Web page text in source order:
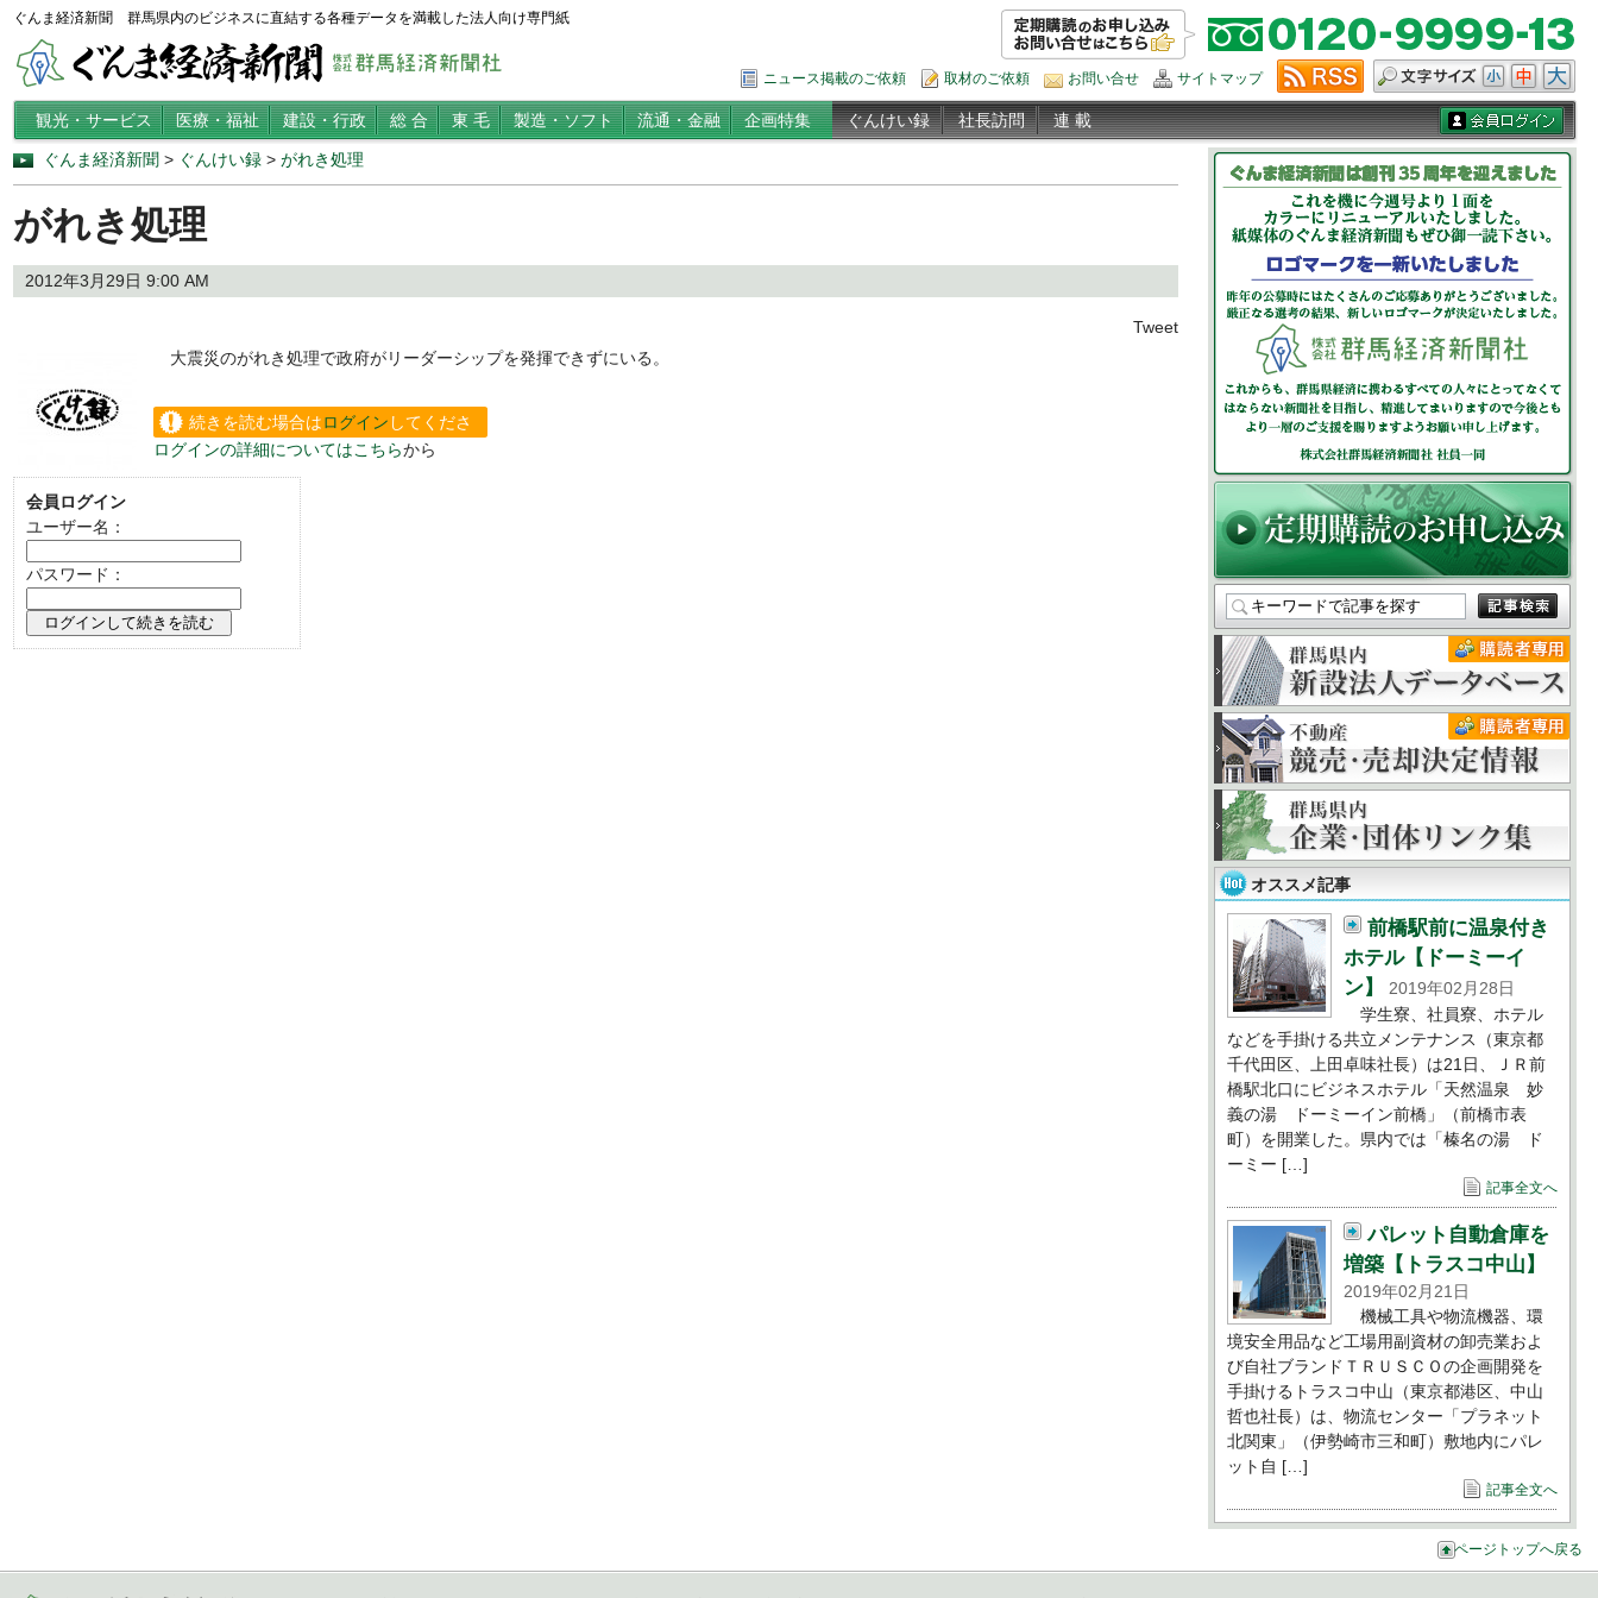
ぐんま経済新聞 群馬県内のビジネスに直結する各種データを満載した法人向け専門紙
ニュース掲載のご依頼 取材のご依頼 お問い合せ サイトマップ
観光・サービス 医療・福祉 建設・行政 総 合 東 毛 製造・ソフト 流通・金融 企画特集 ぐんけい録 社長訪問 連 載
ぐんま経済新聞 > ぐんけい録 > がれき処理
がれき処理
2012年3月29日 9:00 AM
Tweet
大震災のがれき処理で政府がリーダーシップを発揮できずにいる。
続きを読む場合はログイン してくださ
い。
ログインの詳細についてはこちらから
会員ログイン
ユーザー名：
パスワード：
オススメ記事
前橋駅前に温泉付き
ホテル【ドーミーイ
ン】
2019年02月28日
学生寮、社員寮、ホテル
などを手掛ける共立メンテナンス（東京都
千代田区、上田卓味社長）は21日、ＪＲ前
橋駅北口にビジネスホテル「天然温泉 妙
義の湯 ドーミーイン前橋」（前橋市表
町）を開業した。県内では「榛名の湯 ド
ーミー […]
記事全文へ
パレット自動倉庫を
増築【トラスコ中山】
2019年02月21日
機械工具や物流機器、環
境安全用品など工場用副資材の卸売業およ
び自社ブランドＴＲＵＳＣＯの企画開発を
手掛けるトラスコ中山（東京都港区、中山
哲也社長）は、物流センター「プラネット
北関東」（伊勢崎市三和町）敷地内にパレ
ット自 […]
記事全文へ
ページトップへ戻る